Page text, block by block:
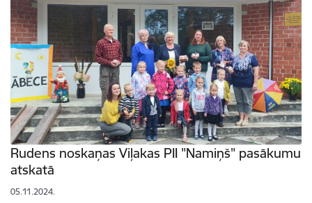
Rudens noskaņas Viļakas PII "Namiņš" pasākumu
atskatā
05.11.2024.